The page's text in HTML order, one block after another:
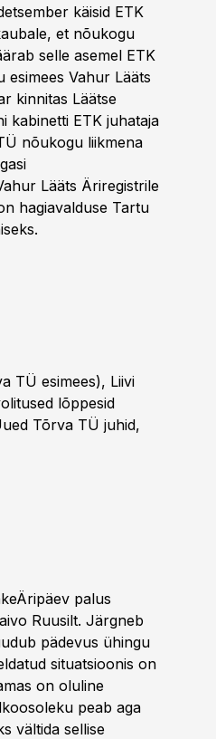
käisid ETK
et nõukogu
selle asemel ETK
esimees Vahur Lääts
kinnitas Läätse
kabinetti ETK juhataja
nõukogu liikmena
Lääts Äriregistrile
hagiavalduse Tartu
TÜ esimees), Liivi
lõppesid
Tõrva TÜ juhid,
palus
Ruusilt. Järgneb
pädevus ühingu
situatsioonis on
on oluline
peab aga
vältida sellise